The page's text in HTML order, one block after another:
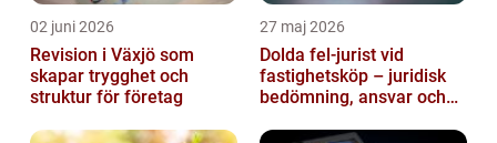
02 juni 2026
Revision i Växjö som
skapar trygghet och
struktur för företag
27 maj 2026
Dolda fel-jurist vid
fastighetsköp – juridisk
bedömning, ansvar och